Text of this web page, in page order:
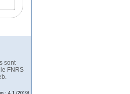
sont
FNRS